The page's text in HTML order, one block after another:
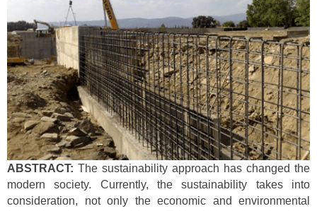
ABSTRACT: The sustainability approach has changed the
modern society. Currently, the sustainability takes into
consideration, not only the economic and environmental